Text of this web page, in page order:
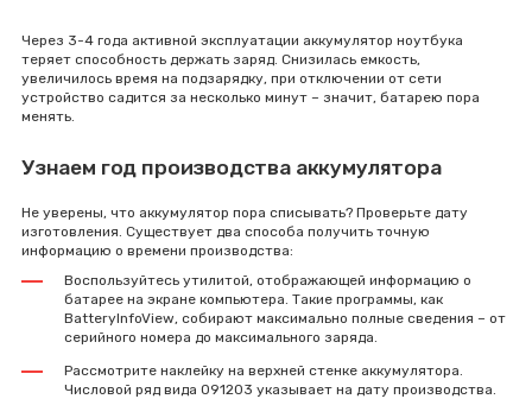
Через 3-4 года активной эксплуатации аккумулятор ноутбука
теряет способность держать заряд. Снизилась емкость,
увеличилось время на подзарядку, при отключении от сети
устройство садится за несколько минут – значит, батарею пора
менять.
Узнаем год производства аккумулятора
Не уверены, что аккумулятор пора списывать? Проверьте дату
изготовления. Существует два способа получить точную
информацию о времени производства:
Воспользуйтесь утилитой, отображающей информацию о
батарее на экране компьютера. Такие программы, как
BatteryInfoView, собирают максимально полные сведения – от
серийного номера до максимального заряда.
Рассмотрите наклейку на верхней стенке аккумулятора.
Числовой ряд вида 091203 указывает на дату производства.